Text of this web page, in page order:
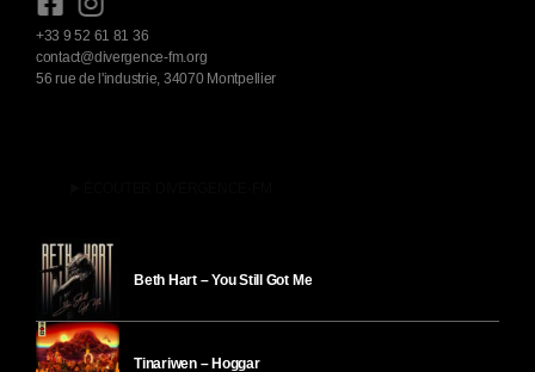
+33 9 52 61 81 36
contact@divergence-fm.org
56 rue de l'industrie, 34070 Montpellier
Beth Hart – You Still Got Me
Tinariwen – Hoggar